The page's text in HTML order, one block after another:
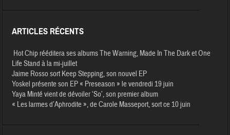
ARTICLES RÉCENTS
Hot Chip rééditera ses albums The Warning, Made In The Dark et One
Life Stand à la mi-juillet
Jaime Rosso sort Keep Stepping, son nouvel EP
Yoskel présente son EP « Preseason » le vendredi 19 juin
Yaya Minté vient de dévoiler ‘So’, son premier album
« Les larmes d’Aphrodite », de Carole Masseport, sort ce 10 juin